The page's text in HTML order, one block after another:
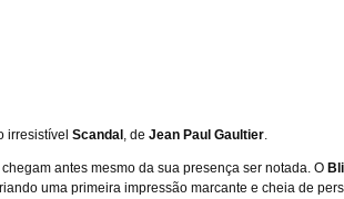
Scandal , de Jean Paul Gaultier.
antes mesmo da sua presença ser notada. O
uma primeira impressão marcante e cheia de